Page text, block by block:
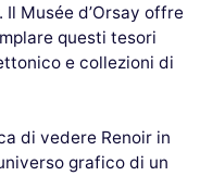
Il Musée d’Orsay offre
questi tesori
e collezioni di
di vedere Renoir in
grafico di un